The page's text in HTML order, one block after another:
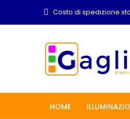
Costo di spedizione
HOME